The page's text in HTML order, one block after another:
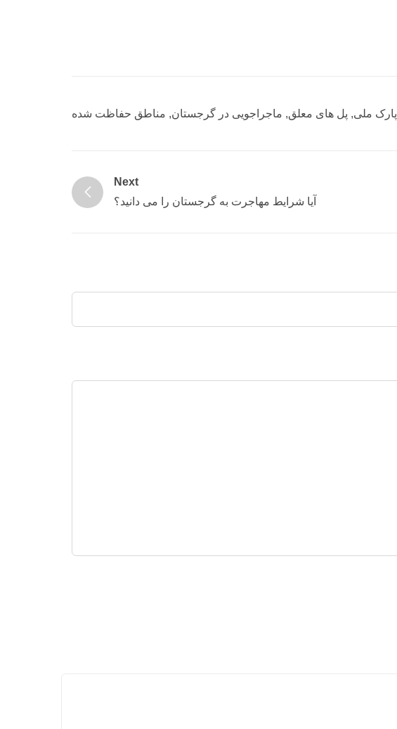
پارک ملی, پل های معلق, ماجراجویی در گرجستان, مناطق حفاظت شده
Next
آیا شرایط مهاجرت به گرجستان را می دانید؟